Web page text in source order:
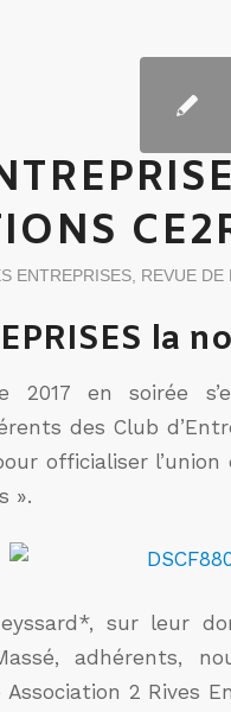
ENTREPRISES REVUE DE
la
en soirée
des Club
officialiser
».
sur leur
adhérents,
2 Rives